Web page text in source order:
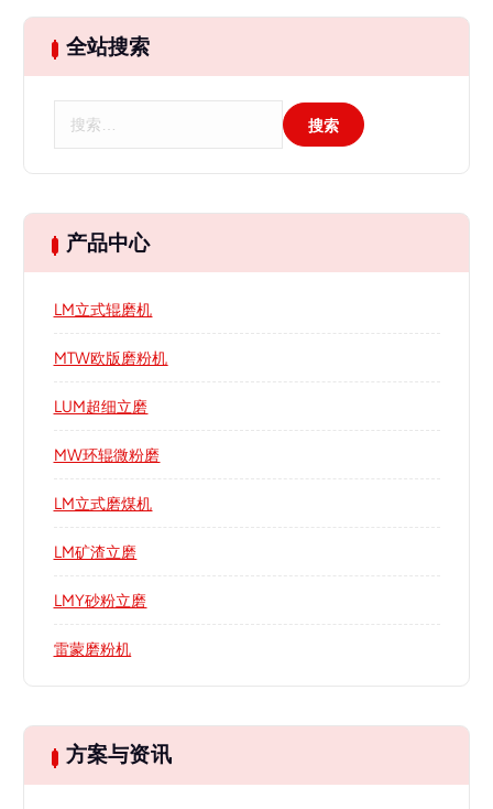
全站搜索
产品中心
LM立式辊磨机
MTW欧版磨粉机
LUM超细立磨
MW环辊微粉磨
LM立式磨煤机
LM矿渣立磨
LMY砂粉立磨
雷蒙磨粉机
方案与资讯